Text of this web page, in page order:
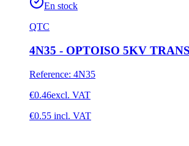
En stock
QTC
4N35 - OPTOISO 5KV
Reference: 4N35
€0.46excl. VAT
€0.55 incl. VAT